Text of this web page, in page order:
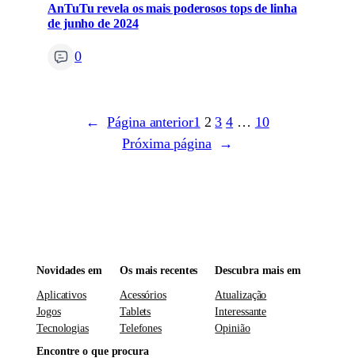
AnTuTu revela os mais poderosos tops de linha
de junho de 2024
0
← Página anterior1 2 3 4 … 10
Próxima página
→
Novidades em
Aplicativos
Jogos
Tecnologias
Os mais recentes
Acessórios
Tablets
Telefones
Descubra mais em
Atualização
Interessante
Opinião
Encontre o que procura